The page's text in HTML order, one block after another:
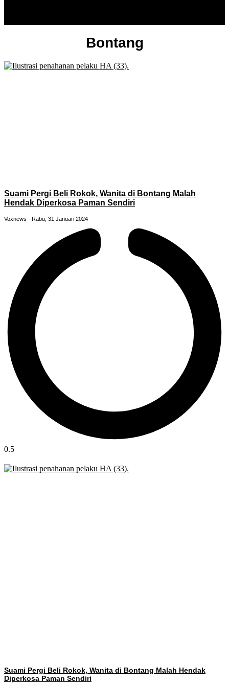
Bontang
Suami Pergi Beli Rokok, Wanita di Bontang Malah
Hendak Diperkosa Paman Sendiri
Voxnews Rabu, 31 Januari 2024
Suami Pergi Beli Rokok, Wanita di Bontang Malah Hendak
Diperkosa Paman Sendiri